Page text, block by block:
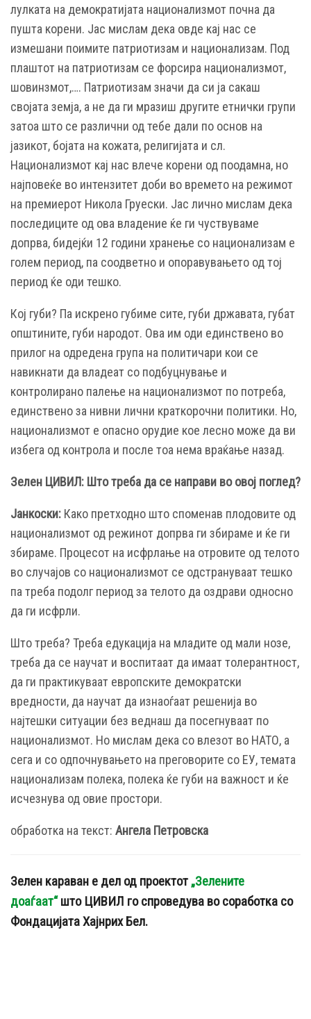
лулката на демократијата национализмот почна да
пушта корени. Јас мислам дека овде кај нас се
измешани поимите патриотизам и национализам. Под
плаштот на патриотизам се форсира национализмот,
шовинзмот,…. Патриотизам значи да си ја сакаш
својата земја, а не да ги мразиш другите етнички групи
затоа што се различни од тебе дали по основ на
јазикот, бојата на кожата, религијата и сл.
Национализмот кај нас влече корени од поодамна, но
најповеќе во интензитет доби во времето на режимот
на премиерот Никола Груески. Јас лично мислам дека
последиците од ова владение ќе ги чуствуваме
допрва, бидејќи 12 години хранење со национализам е
голем период, па соодветно и опоравувањето од тој
период ќе оди тешко.
Кој губи? Па искрено губиме сите, губи државата, губат
општините, губи народот. Ова им оди единствено во
прилог на одредена група на политичари кои се
навикнати да владеат со подбуцнување и
контролирано палење на национализмот по потреба,
единствено за нивни лични краткорочни политики. Но,
национализмот е опасно орудие кое лесно може да ви
избега од контрола и после тоа нема враќање назад.
Зелен ЦИВИЛ: Што треба да се направи во овој поглед?
Јанкоски: Како претходно што споменав плодовите од
национализмот од режинот допрва ги збираме и ќе ги
збираме. Процесот на исфрлање на отровите од телото
во случајов со национализмот се одстрануваат тешко
па треба подолг период за телото да оздрави односно
да ги исфрли.
Што треба? Треба едукација на младите од мали нозе,
треба да се научат и воспитаат да имаат толерантност,
да ги практикуваат европските демократски
вредности, да научат да изнаоѓаат решенија во
најтешки ситуации без веднаш да посегнуваат по
национализмот. Но мислам дека со влезот во НАТО, а
сега и со одпочнувањето на преговорите со ЕУ, темата
национализам полека, полека ќе губи на важност и ќе
исчезнува од овие простори.
обработка на текст: Ангела Петровска
Зелен караван е дел од проектот „Зелените
доаѓаат“што ЦИВИЛ го спроведува во соработка со
Фондацијата Хајнрих Бел.